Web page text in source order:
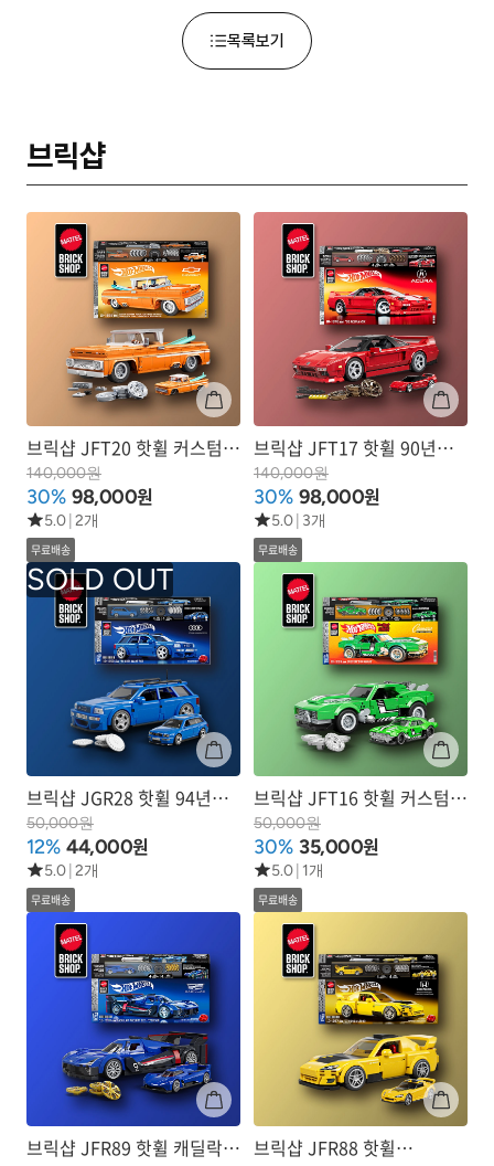
목록보기
브릭샵
브릭샵 JFT20 핫휠 커스텀
62년식 쉐비 픽업
140,000원
30% 98,000원
5.0 2개
무료배송
브릭샵 JFT17 핫휠 90년식
아큐라 NSX
140,000원
30% 98,000원
5.0 3개
무료배송
브릭샵 JGR28 핫휠 94년식
아우디 아반트 RS2
50,000원
12% 44,000원
5.0 2개
무료배송
브릭샵 JFT16 핫휠 커스텀
68년식 카마로
50,000원
30% 35,000원
5.0 1개
무료배송
브릭샵 JFR89 핫휠 캐딜락
브릭샵 JFR88 핫휠